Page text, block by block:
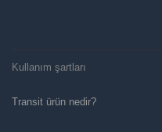
Kullanım şartları
Transit ürün nedir?